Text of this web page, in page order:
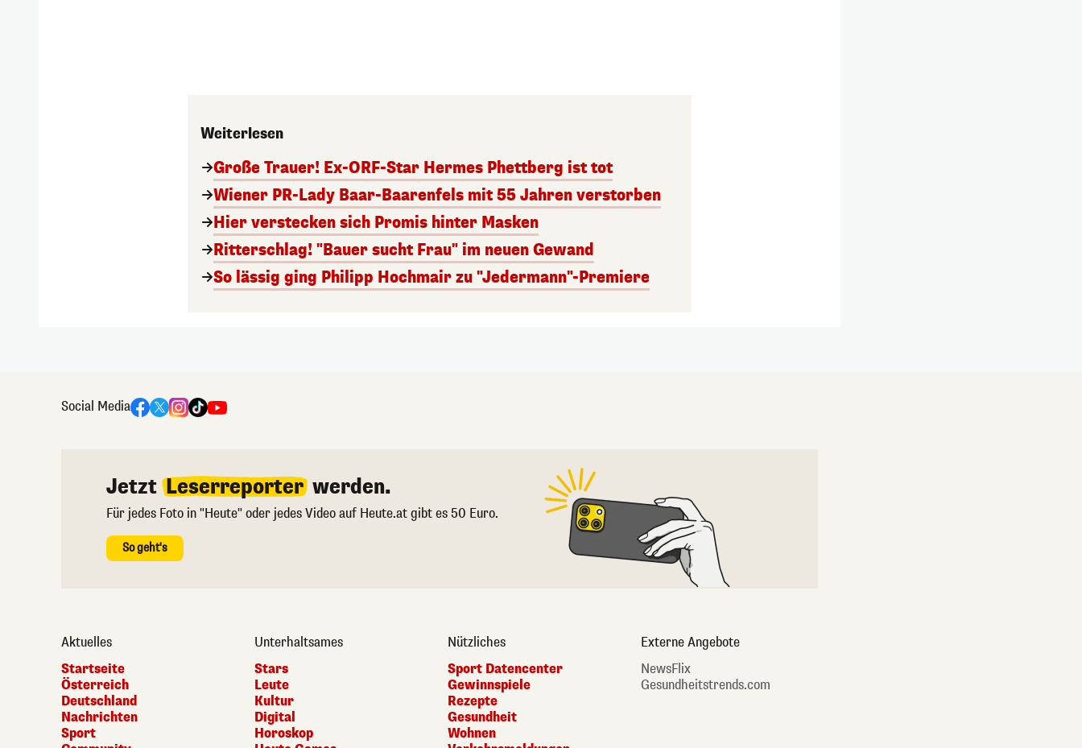
Weiterlesen
Große Trauer! Ex-ORF-Star Hermes Phettberg ist tot
Wiener PR-Lady Baar-Baarenfels mit 55 Jahren verstorben
Hier verstecken sich Promis hinter Masken
Ritterschlag! "Bauer sucht Frau" im neuen Gewand
So lässig ging Philipp Hochmair zu "Jedermann"-Premiere
Social Media
Jetzt Leserreporter werden.
Für jedes Foto in "Heute" oder jedes Video auf Heute.at gibt es 50 Euro.
So geht's
Aktuelles
Startseite
Österreich
Deutschland
Nachrichten
Sport
Unterhaltsames
Stars
Leute
Kultur
Digital
Horoskop
Nützliches
Sport Datencenter
Gewinnspiele
Rezepte
Gesundheit
Wohnen
Externe Angebote
NewsFlix
Gesundheitstrends.com